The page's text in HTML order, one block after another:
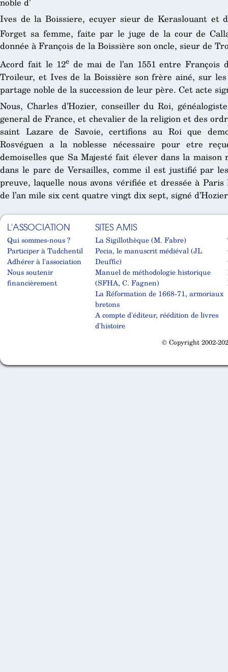
Ives de la Boissiere, ecuyer sieur de Keraslouant et
Forget sa femme, faite par le juge de la cour de
donnée à François de la Boissière son oncle, sieur de
Acord fait le 12e de mai de l’an 1551 entre François
Troileur, et Ives de la Boissière son frère ainé, sur les
partage noble de la succession de leur père. Cet acte
Nous, Charles d’Hozier, conseiller du Roi,
general de France, et chevalier de la religion et des
saint Lazare de Savoie, certifions au Roi que
Rosvéguen a la noblesse nécessaire pour etre
demoiselles que Sa Majesté fait élever dans la
dans le parc de Versailles, comme il est justifié par
preuve, laquelle nous avons vérifiée et dressée à
de l’an mile six cent quatre vingt dix sept, signé
L'ASSOCIATION
Qui sommes-nous ?
Participer à Tudchentil
Adhérer à l'association
Nous soutenir
financièrement
SITES AMIS
La Sigillothèque (M. Fabre)
Pecia, le manuscrit médiéval (JL
Deuffic)
Manuel de méthodologie historique
(SFHA, C. Fagnen)
La Réformation de 1668-71, armoriaux
bretons
A compte d'éditeur, réédition de livres
d'histoire
© Copyright 2002-